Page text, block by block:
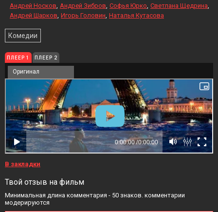
Андрей Носков Андрей Зибров Софья Юрко Светлана Щедрина
Андрей Шарков Игорь Головин Наталья Кутасова
Комедии
ПЛЕЕР 1 ПЛЕЕР 2
Оригинал
В закладки
Твой отзыв на фильм
Минимальная длина комментария - 50 знаков. комментарии
модерируются